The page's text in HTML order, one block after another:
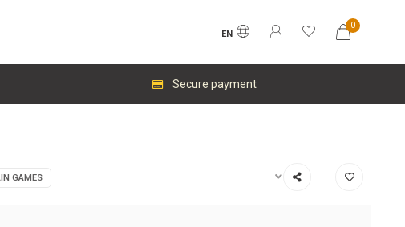
EN
0
Secure payment
GAMES